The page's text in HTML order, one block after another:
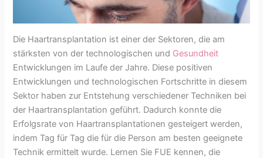
Die Haartransplantation ist einer der Sektoren, die am
stärksten von der technologischen und Gesundheit
Entwicklungen im Laufe der Jahre. Diese positiven
Entwicklungen und technologischen Fortschritte in diesem
Sektor haben zur Entstehung verschiedener Techniken bei
der Haartransplantation geführt. Dadurch konnte die
Erfolgsrate von Haartransplantationen gesteigert werden,
indem Tag für Tag die für die Person am besten geeignete
Technik ermittelt wurde. Lernen Sie FUE kennen, die